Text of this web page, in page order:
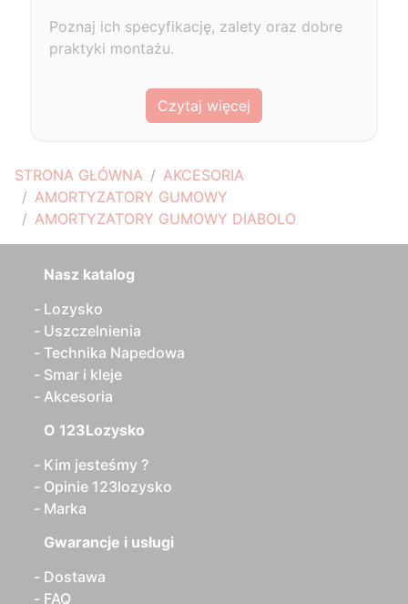
STRONA GŁÓWNA
AKCESORIA
AMORTYZATORY GUMOWY
AMORTYZATORY GUMOWY DIABOLO
Poznaj ich specyfikację, zalety oraz dobre
praktyki montażu.
Czytaj więcej
Nasz katalog
Lozysko
Uszczelnienia
Technika Napedowa
Smar i kleje
Akcesoria
O 123Lozysko
Kim jesteśmy ?
Opinie 123lozysko
Marka
Gwarancje i usługi
Dostawa
FAQ